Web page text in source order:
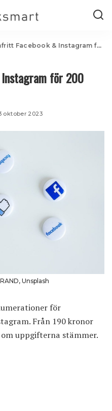
& Instagram för 200 kronor per månad
för 200
oktober 2023
Unsplash
för
Från 190 kronor
uppgifterna stämmer.